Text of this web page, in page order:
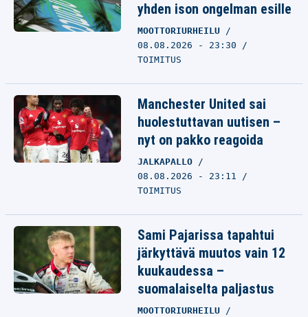
yhden ison ongelman esille
MOOTTORIURHEILU
08.08.2026 - 23:30
TOIMITUS
Manchester United sai
huolestuttavan uutisen –
nyt on pakko reagoida
JALKAPALLO
08.08.2026 - 23:11
TOIMITUS
Sami Pajarissa tapahtui
järkyttävä muutos vain 12
kuukaudessa –
suomalaiselta paljastus
MOOTTORIURHEILU